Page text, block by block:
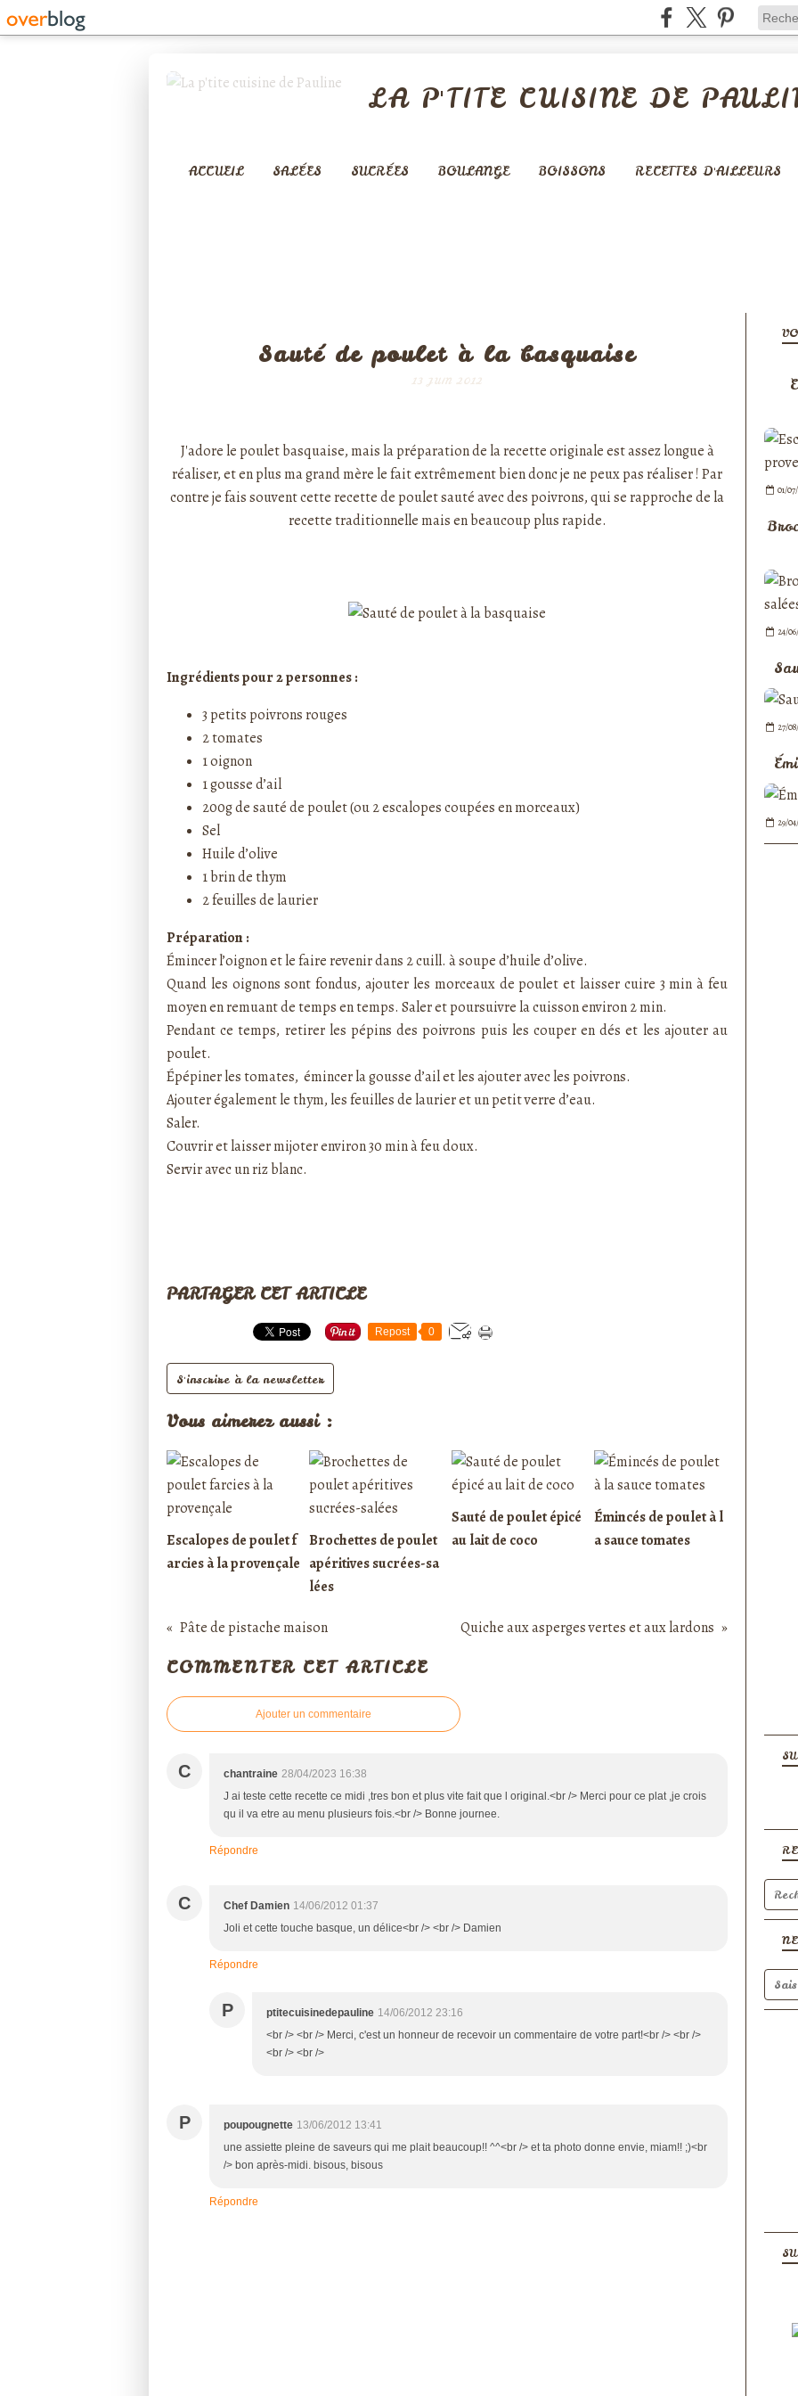
LA P'TITE CUISINE DE
ACCUEIL SALÉES SUCRÉES BOULANGE BOISSONS RECETTES D'AILLEURS
Sauté de poulet à la basquaise
13 JUIN 2012
J'adore le poulet basquaise, mais la préparation de la recette originale est assez longue à
réaliser, et en plus ma grand mère le fait extrêmement bien donc je ne peux pas réaliser ! Par
contre je fais souvent cette recette de poulet sauté avec des poivrons, qui se rapproche de la
recette traditionnelle mais en beaucoup plus rapide.
Ingrédients pour 2 personnes :
3 petits poivrons rouges
2 tomates
1 oignon
1 gousse d’ail
200g de sauté de poulet (ou 2 escalopes coupées en morceaux)
Sel
Huile d’olive
1 brin de thym
2 feuilles de laurier
Préparation :
Émincer l’oignon et le faire revenir dans 2 cuill. à soupe d’huile d’olive.
Quand les oignons sont fondus, ajouter les morceaux de poulet et laisser cuire 3 min à feu
moyen en remuant de temps en temps. Saler et poursuivre la cuisson environ 2 min.
Pendant ce temps, retirer les pépins des poivrons puis les couper en dés et les ajouter au
poulet.
Épépiner les tomates, émincer la gousse d’ail et les ajouter avec les poivrons.
Ajouter également le thym, les feuilles de laurier et un petit verre d’eau.
Saler.
Couvrir et laisser mijoter environ 30 min à feu doux.
Servir avec un riz blanc.
PARTAGER CET ARTICLE
Repost 0
S'inscrire à la newsletter
Vous aimerez aussi :
Escalopes de poulet f
arcies à la provençale
Brochettes de poulet
apéritives sucrées-sa
lées
Sauté de poulet épicé
au lait de coco
Émincés de poulet à l
a sauce tomates
Pâte de pistache maison Quiche aux asperges vertes et aux lardons
COMMENTER CET ARTICLE
Ajouter un commentaire
C chantraine 28/04/2023 16:38
J ai teste cette recette ce midi ,tres bon et plus vite fait que l original.<br /> Merci pour ce plat ,je crois
qu il va etre au menu plusieurs fois.<br /> Bonne journee.
Répondre
C Chef Damien 14/06/2012 01:37
Joli et cette touche basque, un délice<br /> <br /> Damien
Répondre
P ptitecuisinedepauline 14/06/2012 23:16
<br /> <br /> Merci, c'est un honneur de recevoir un commentaire de votre part!<br /> <br />
<br /> <br />
P poupougnette 13/06/2012 13:41
une assiette pleine de saveurs qui me plait beaucoup!! ^^<br /> et ta photo donne envie, miam!! ;)<br
/> bon après-midi. bisous, bisous
Répondre
01/
24/
27/
29/